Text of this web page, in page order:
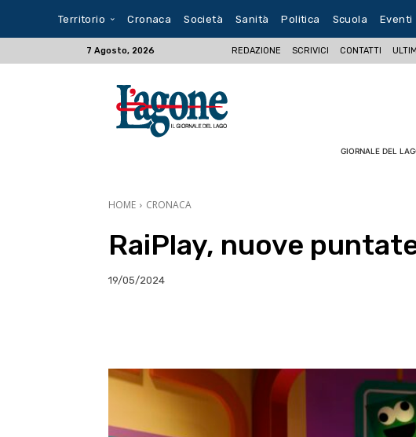
Territorio Cronaca Società Sanità Politica Scuola Eventi
7 Agosto, 2026 REDAZIONE SCRIVICI CONTATTI
GIORNALE DEL
HOME CRONACA
RaiPlay, nuove
19/05/2024